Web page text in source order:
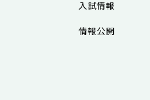
入試情報
情報公開